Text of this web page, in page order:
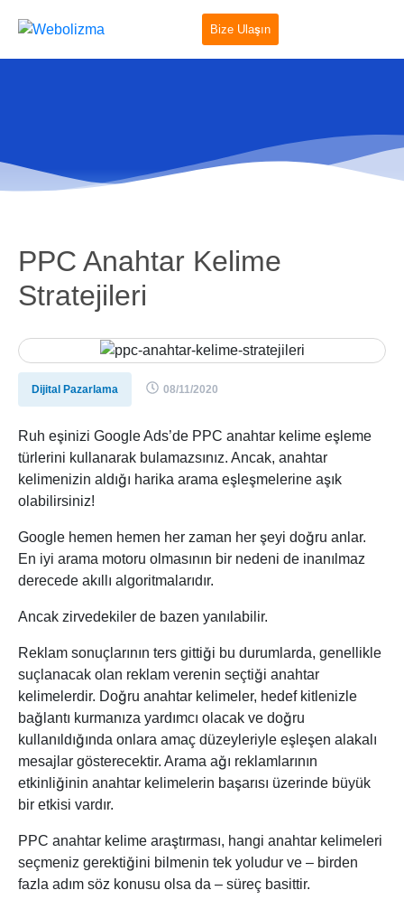
Bize Ulaşın
PPC Anahtar Kelime
Stratejileri
Dijital Pazarlama 08/11/2020
Ruh eşinizi Google Ads’de PPC anahtar kelime eşleme
türlerini kullanarak bulamazsınız. Ancak, anahtar
kelimenizin aldığı harika arama eşleşmelerine aşık
olabilirsiniz!
Google hemen hemen her zaman her şeyi doğru anlar.
En iyi arama motoru olmasının bir nedeni de inanılmaz
derecede akıllı algoritmalarıdır.
Ancak zirvedekiler de bazen yanılabilir.
Reklam sonuçlarının ters gittiği bu durumlarda, genellikle
suçlanacak olan reklam verenin seçtiği anahtar
kelimelerdir. Doğru anahtar kelimeler, hedef kitlenizle
bağlantı kurmanıza yardımcı olacak ve doğru
kullanıldığında onlara amaç düzeyleriyle eşleşen alakalı
mesajlar gösterecektir. Arama ağı reklamlarının
etkinliğinin anahtar kelimelerin başarısı üzerinde büyük
bir etkisi vardır.
PPC anahtar kelime araştırması, hangi anahtar kelimeleri
seçmeniz gerektiğini bilmenin tek yoludur ve – birden
fazla adım söz konusu olsa da – süreç basittir.